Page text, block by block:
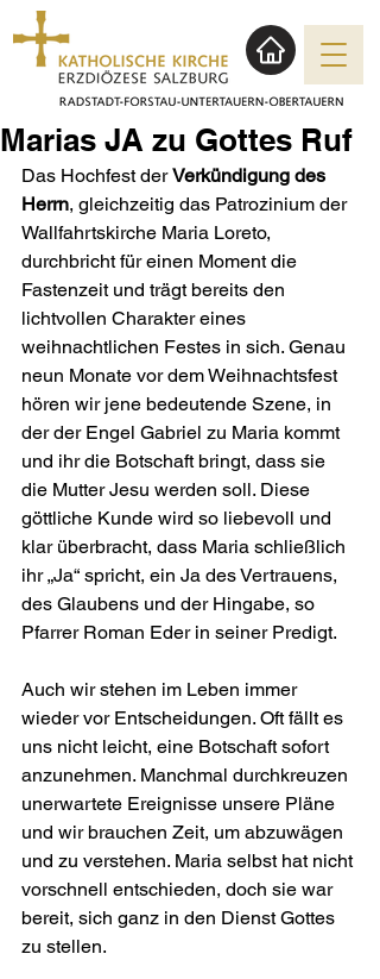
Marias JA zu Gottes Ruf
Das Hochfest der Verkündigung des
Herrn, gleichzeitig das Patrozinium der
Wallfahrtskirche Maria Loreto,
durchbricht für einen Moment die
Fastenzeit und trägt bereits den
lichtvollen Charakter eines
weihnachtlichen Festes in sich. Genau
neun Monate vor dem Weihnachtsfest
hören wir jene bedeutende Szene, in
der der Engel Gabriel zu Maria kommt
und ihr die Botschaft bringt, dass sie
die Mutter Jesu werden soll. Diese
göttliche Kunde wird so liebevoll und
klar überbracht, dass Maria schließlich
ihr „Ja“ spricht, ein Ja des Vertrauens,
des Glaubens und der Hingabe, so
Pfarrer Roman Eder in seiner Predigt.
Auch wir stehen im Leben immer
wieder vor Entscheidungen. Oft fällt es
uns nicht leicht, eine Botschaft sofort
anzunehmen. Manchmal durchkreuzen
unerwartete Ereignisse unsere Pläne
und wir brauchen Zeit, um abzuwägen
und zu verstehen. Maria selbst hat nicht
vorschnell entschieden, doch sie war
bereit, sich ganz in den Dienst Gottes
zu stellen.